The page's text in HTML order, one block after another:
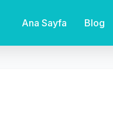
Ana Sayfa Blog